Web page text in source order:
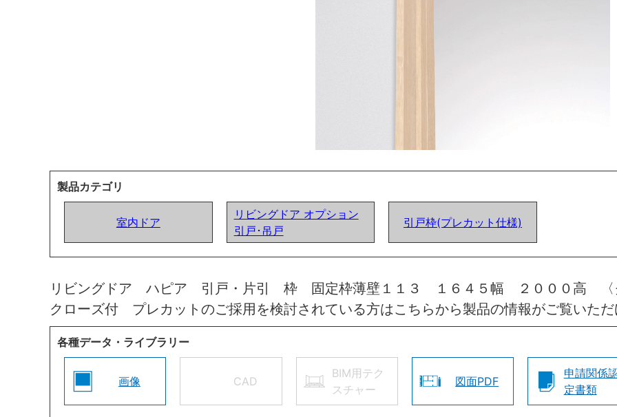
製品カテゴリ
室内ドア
リビングドア オプション
引戸･吊戸
引戸枠(プレカット仕様)
リビングドア ハピア 引戸・片引 枠 固定枠薄壁１１３ １６４５幅 ２０００高
クローズ付 プレカットのご採用を検討されている方はこちらから製品の情報がご覧いた
各種データ・ライブラリー
画像 CAD
BIM用テク
スチャー
図面PDF
申請関係
定書類